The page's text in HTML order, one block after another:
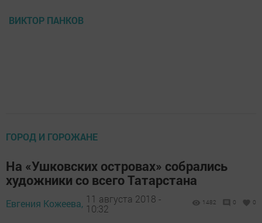
ВИКТОР ПАНКОВ
ГОРОД И ГОРОЖАНЕ
На «Ушковских островах» собрались
художники со всего Татарстана
Евгения Кожеева, 11 августа 2018 -
10:32
1482 0 0